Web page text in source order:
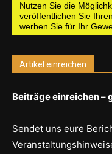
Nutzen Sie die
veröffentlichen Sie
werben Sie für Ihr
Artikel einreichen
Beiträge einreichen –
Sendet uns eure